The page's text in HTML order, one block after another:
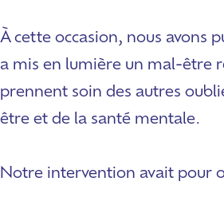
À cette occasion, nous avons
a mis en lumière un mal-être
prennent soin des autres
être et de la santé mentale.
Notre intervention avait pour